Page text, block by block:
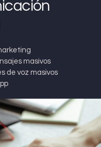
masivos
de voz masivos